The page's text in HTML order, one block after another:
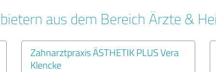
aus dem Bereich Ärzte &
Zahnarztpraxis ÄSTHETIK PLUS Vera
Klencke